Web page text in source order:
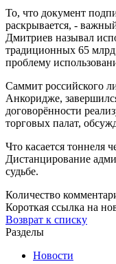
То, что документ
раскрывается, -
Дмитриев называл
традиционных 65 млрд
проблему
Саммит российского
Анкоридже,
договорённости
торговых палат,
Что касается тоннеля
Дистанцирование
судьбе.
Количество
Короткая ссылка на
Возврат к списку
Разделы
Новости